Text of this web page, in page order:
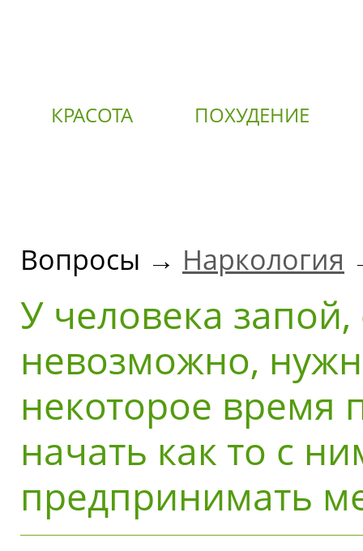
КРАСОТА ПОХУДЕНИЕ
Вопросы → Наркология
У человека запой,
невозможно,
некоторое время
начать как то с
предпринимать